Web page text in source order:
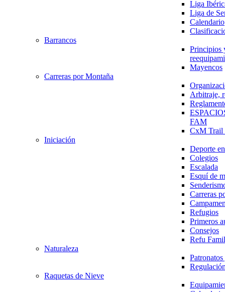
Liga
Liga de
Calendario
Barrancos
Principios
Mayencos
Carreras por Montaña
Arbitraje,
FAM
CxM
Iniciación
Deporte
Colegios
Escalada
Esquí de
Carreras
Refugios
Primeros
Consejos
Refu
Naturaleza
Raquetas de Nieve